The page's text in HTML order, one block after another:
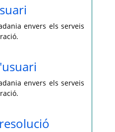
envers els serveis
envers els serveis